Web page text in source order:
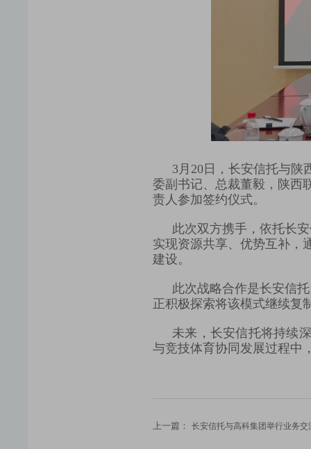
3月20日，长安信托与陕
委副书记、总裁董毅，陕西
责人参加签约仪式。
此次双方携手， 依托长
实现资源共享、优势互补，
建设。
此次战略合作是长安信
正积极探索将该模式继续复
未来，长安信托将持续
与竞技体育协同发展过程中
上一篇： 长安信托与高科集团举行业务交